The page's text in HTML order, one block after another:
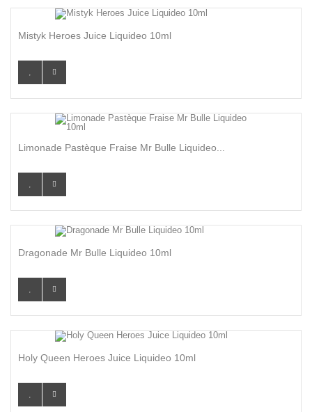
Mistyk Heroes Juice Liquideo 10ml
Limonade Pastèque Fraise Mr Bulle Liquideo...
Dragonade Mr Bulle Liquideo 10ml
Holy Queen Heroes Juice Liquideo 10ml